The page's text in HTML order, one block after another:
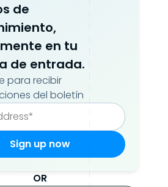
de
en tu
de entrada.
para recibir
del boletín
OR